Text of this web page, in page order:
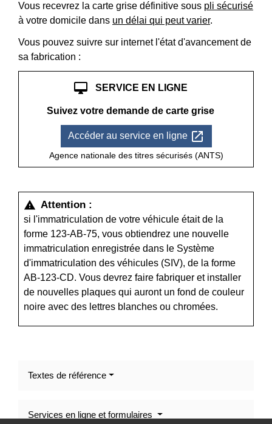
Vous recevrez la carte grise définitive sous pli sécurisé
à votre domicile dans un délai qui peut varier.
Vous pouvez suivre sur internet l'état d'avancement de
sa fabrication :
desktop_mac SERVICE EN LIGNE
Suivez votre demande de carte grise
Accéder au service en ligne open_in_new
Agence nationale des titres sécurisés (ANTS)
warning Attention :
si l'immatriculation de votre véhicule était de la
forme 123-AB-75, vous obtiendrez une nouvelle
immatriculation enregistrée dans le Système
d'immatriculation des véhicules (SIV), de la forme
AB-123-CD. Vous devrez faire fabriquer et installer
de nouvelles plaques qui auront un fond de couleur
noire avec des lettres blanches ou chromées.
Textes de référence
Services en ligne et formulaires